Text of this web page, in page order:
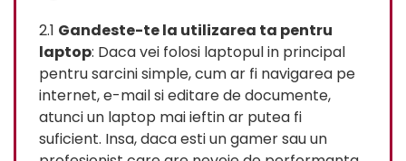
2.1 Gandeste-te la utilizarea ta pentru
laptop: Daca vei folosi laptopul in principal
pentru sarcini simple, cum ar fi navigarea pe
internet, e-mail si editare de documente,
atunci un laptop mai ieftin ar putea fi
suficient. Insa, daca esti un gamer sau un